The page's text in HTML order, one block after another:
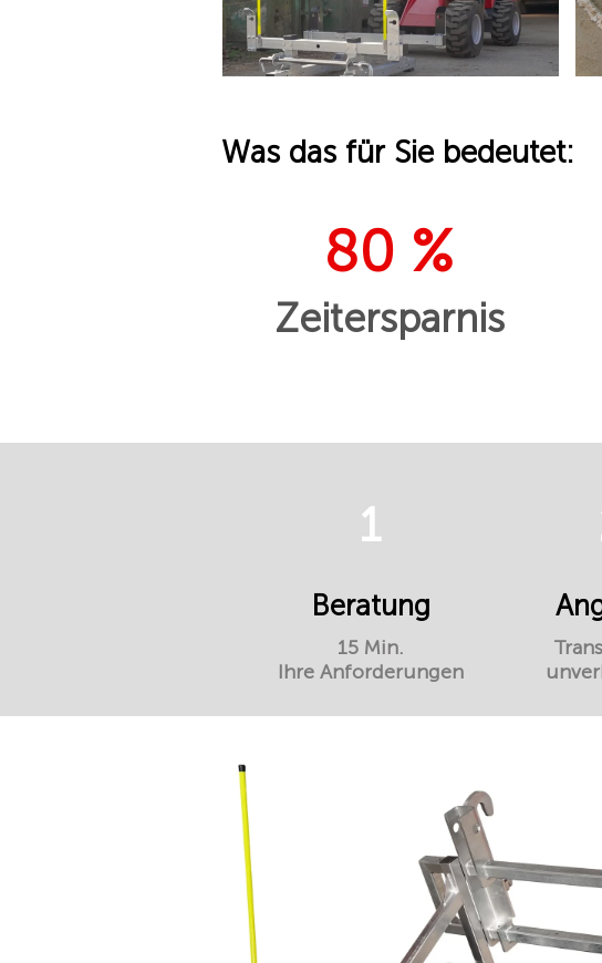
Was das für Sie bedeutet:
80 %
Zeitersparnis
1
Beratung
15 Min.
Ihre Anforderungen